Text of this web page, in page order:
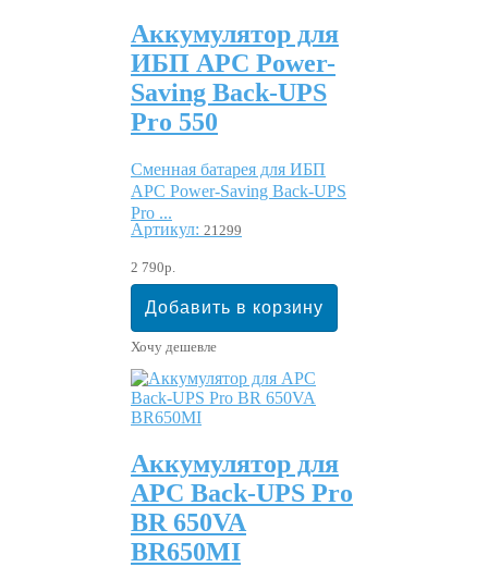
Аккумулятор для
ИБП APC Power-
Saving Back-UPS
Pro 550
Сменная батарея для ИБП
APC Power-Saving Back-UPS
Pro ...
Артикул: 21299
2 790р.
Хочу дешевле
Аккумулятор для
APC Back-UPS Pro
BR 650VA
BR650MI